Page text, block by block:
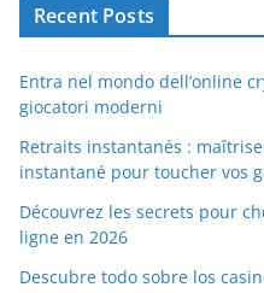
Recent Posts
Entra nel mondo dell’online
giocatori moderni
Retraits instantanés :
instantané pour toucher vos
Découvrez les secrets pour
ligne en 2026
Descubre todo sobre los